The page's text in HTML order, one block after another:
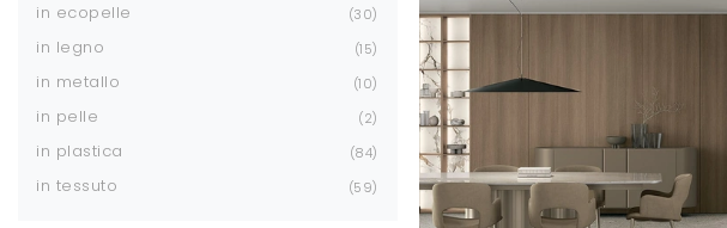
in ecopelle 30
in legno 15
in metallo 10
in pelle 2
in plastica 84
in tessuto 59